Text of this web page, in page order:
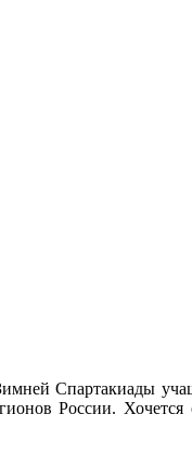
Спартакиады
России. Хочется